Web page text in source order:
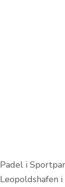
Padel i
Leopoldshafen